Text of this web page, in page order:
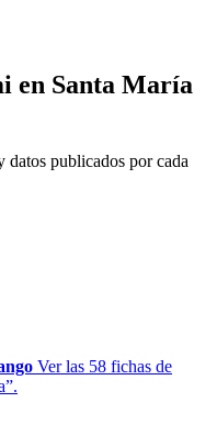
en Santa María
publicados por cada
Ver las 58 fichas de